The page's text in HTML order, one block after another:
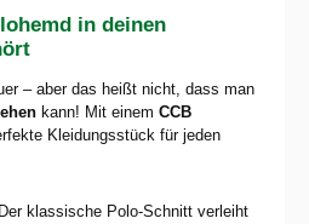
in deinen
– aber das heißt nicht, dass man
kann! Mit einem CCB
Kleidungsstück für jeden
Der klassische Polo-Schnitt verleiht